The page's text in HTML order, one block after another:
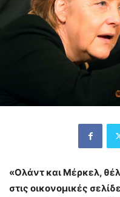
«Ολάντ και Μέρκελ,
στις οικονομικές